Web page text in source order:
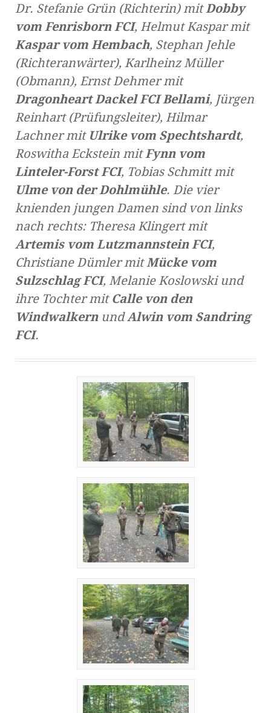
Dr. Stefanie Grün (Richterin) mit Dobby
vom Fenrisborn FCI, Helmut Kaspar mit
Kaspar vom Hembach, Stephan Jehle
(Richteranwärter), Karlheinz Müller
(Obmann), Ernst Dehmer mit
Dragonheart Dackel FCI Bellami, Jürgen
Reinhart (Prüfungsleiter), Hilmar
Lachner mit Ulrike vom Spechtshardt,
Roswitha Eckstein mit Fynn vom
Linteler-Forst FCI, Tobias Schmitt mit
Ulme von der Dohlmühle. Die vier
knienden jungen Damen sind von links
nach rechts: Theresa Klingert mit
Artemis vom Lutzmannstein FCI,
Christiane Dümler mit Mücke vom
Sulzschlag FCI, Melanie Koslowski und
ihre Tochter mit Calle von den
WindwalkernundAlwin vom Sandring
FCI.